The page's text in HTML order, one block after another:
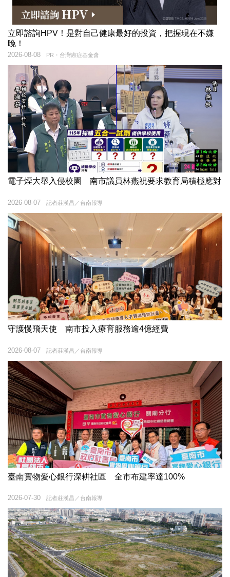
立即諮詢HPV！是對自己健康最好的投資，把握現在不嫌
晚！
PR・台灣癌症基金會
2026-08-08
電子煙大舉入侵校園 南市議員林燕祝要求教育局積極應對
記者莊漢昌／台南報導
2026-08-07
守護慢飛天使 南市投入療育服務逾4億經費
記者莊漢昌／台南報導
2026-08-07
臺南實物愛心銀行深耕社區 全市布建率達100%
記者莊漢昌／台南報導
2026-07-30